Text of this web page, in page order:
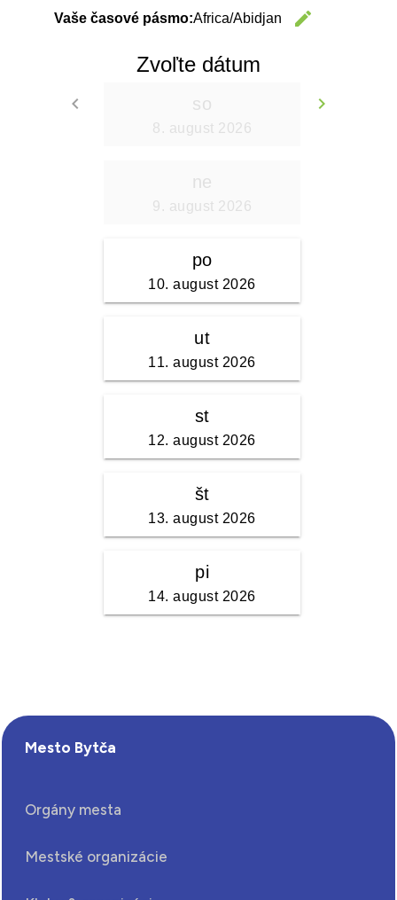
Mesto Bytča
Orgány mesta
Mestské organizácie